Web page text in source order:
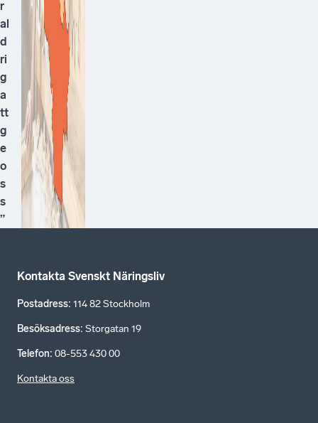
r
al
d
ri
g
a
tt
g
e
o
s
s
”
Kontakta Svenskt Näringsliv
Postadress: 114 82 Stockholm
Besöksadress: Storgatan 19
Telefon: 08-553 430 00
Kontakta oss